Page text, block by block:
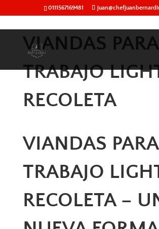
0111567169481
VIANDAS
TRABAJO
RECOLETA
VIANDAS
TRABAJO
RECOLETA –